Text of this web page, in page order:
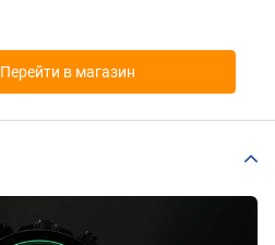
Перейти в магазин